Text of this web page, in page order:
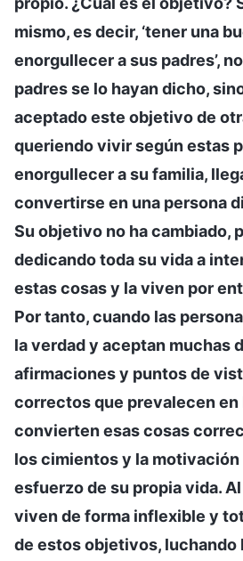
mismo, es decir, ‘tener una
enorgullecer a sus padres’,
padres se lo hayan dicho,
aceptado este objetivo de
queriendo vivir según estas
enorgullecer a su familia,
convertirse en una persona
Su objetivo no ha cambiado,
dedicando toda su vida a
estas cosas y la viven por
Por tanto, cuando las
la verdad y aceptan muchas
afirmaciones y puntos de
correctos que prevalecen en
convierten esas cosas
los cimientos y la motivación
esfuerzo de su propia vida.
viven de forma inflexible y
de estos objetivos, luchando